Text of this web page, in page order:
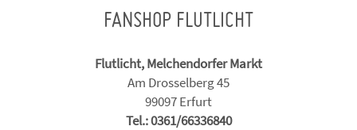
FANSHOP FLUTLICHT
Flutlicht, Melchendorfer Markt
Am Drosselberg 45
99097 Erfurt
Tel.: 0361/66336840